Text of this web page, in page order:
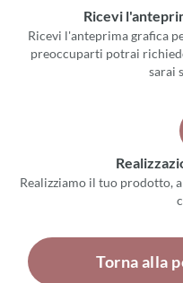
Ricevi
Ricevi l'anteprima grafica
preoccuparti potrai
sarai
Realizziamo il tuo prodotto,
Torna alla